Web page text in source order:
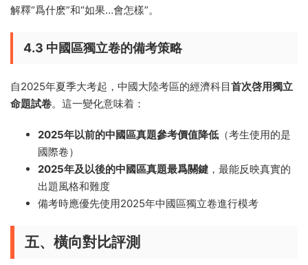
解釋“爲什麽”和“如果…會怎樣”。
4.3 中國區獨立卷的備考策略
自2025年夏季大考起，中國大陸考區的經濟科目首次啓用獨立
命題試卷。這一變化意味着：
2025年以前的中國區真題參考價值降低 （考生使用的是
國際卷）
2025年及以後的中國區真題最爲關鍵 ，最能反映真實的
出題風格和難度
備考時應優先使用2025年中國區獨立卷進行模考
五、橫向對比評測